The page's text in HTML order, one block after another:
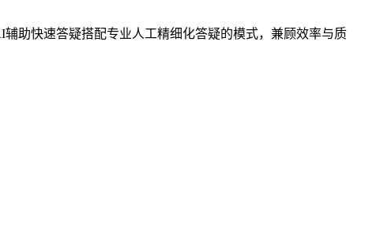
助快速答疑搭配专业人工精细化答疑的模式，兼顾效率与质